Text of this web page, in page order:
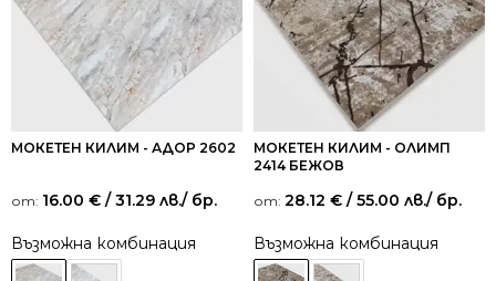
МОКЕТЕН КИЛИМ - АДОР 2602
от: 16.00 € / 31.29 лв./ бр.
Възможна комбинация
МОКЕТЕН КИЛИМ - ОЛИМП
2414 БЕЖОВ
от: 28.12 € / 55.00 лв./ бр.
Възможна комбинация